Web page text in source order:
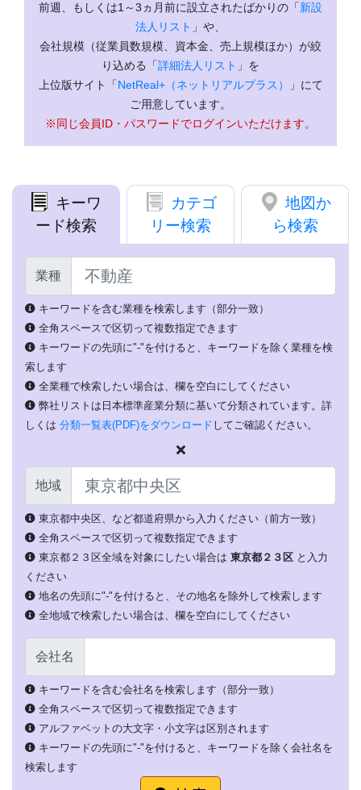
前週、もしくは1～3ヵ月前に設立されたばかりの「新設
法人リスト 」や、
会社規模（従業員数規模、資本金、売上規模ほか）が絞
り込める「詳細法人リスト 」を
上位版サイト「NetReal+（ネットリアルプラス）
」にて
ご用意しています。
※同じ会員ID・パスワードでログインいただけます。
キーワ
ード検索
カテゴ
リー検索
地図か
ら検索
業種
キーワードを含む業種を検索します（部分一致）
全角スペースで区切って複数指定できます
キーワードの先頭に"-"を付けると、キーワードを除く業種を検
索します
全業種で検索したい場合は、欄を空白にしてください
弊社リストは日本標準産業分類に基いて分類されています。詳
しくは 分類一覧表(PDF)をダウンロード してご確認ください。
地域
東京都中央区、など都道府県から入力ください（前方一致）
全角スペースで区切って複数指定できます
東京都２３区全域を対象にしたい場合は 東京都２３区 と入力
ください
地名の先頭に"-"を付けると、その地名を除外して検索します
全地域で検索したい場合は、欄を空白にしてください
会社名
キーワードを含む会社名を検索します（部分一致）
全角スペースで区切って複数指定できます
アルファベットの大文字・小文字は区別されます
キーワードの先頭に"-"を付けると、キーワードを除く会社名を
検索します